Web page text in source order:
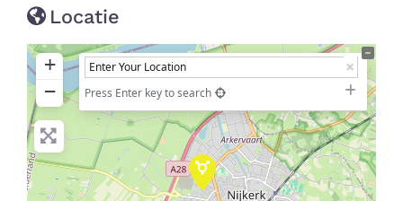
Locatie
+
−
Press Enter key to search